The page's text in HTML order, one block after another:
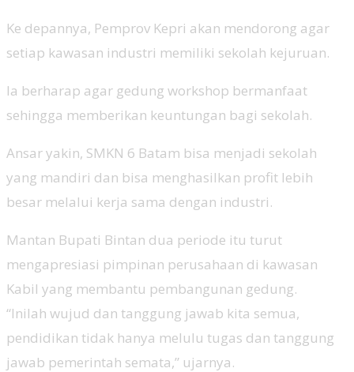
Ke depannya, Pemprov Kepri akan mendorong agar
setiap kawasan industri memiliki sekolah kejuruan.
Ia berharap agar gedung workshop bermanfaat
sehingga memberikan keuntungan bagi sekolah.
Ansar yakin, SMKN 6 Batam bisa menjadi sekolah
yang mandiri dan bisa menghasilkan profit lebih
besar melalui kerja sama dengan industri.
Mantan Bupati Bintan dua periode itu turut
mengapresiasi pimpinan perusahaan di kawasan
Kabil yang membantu pembangunan gedung.
“Inilah wujud dan tanggung jawab kita semua,
pendidikan tidak hanya melulu tugas dan tanggung
jawab pemerintah semata,” ujarnya.